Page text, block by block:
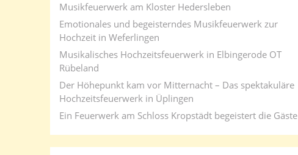
Musikfeuerwerk am Kloster Hedersleben
Emotionales und begeisterndes Musikfeuerwerk zur
Hochzeit in Weferlingen
Musikalisches Hochzeitsfeuerwerk in Elbingerode OT
Rübeland
Der Höhepunkt kam vor Mitternacht – Das spektakuläre
Hochzeitsfeuerwerk in Üplingen
Ein Feuerwerk am Schloss Kropstädt begeistert die Gäste